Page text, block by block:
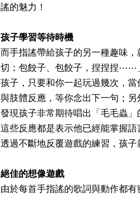
謠的魅力！
孩子學習等待時機
而手指謠帶給孩子的另一種趣味
切；包餃子、包餃子，捏捏捏⋯⋯
孩子，只要和你一起玩過幾次，
與肢體反應，等你念出下一句；
發現孩子非常期待唱出「毛毛蟲」
這些反應都是表示他已經能掌握
透過不斷地反覆遊戲的練習，孩子
絕佳的想像遊戲
由於每首手指謠的歌詞與動作都